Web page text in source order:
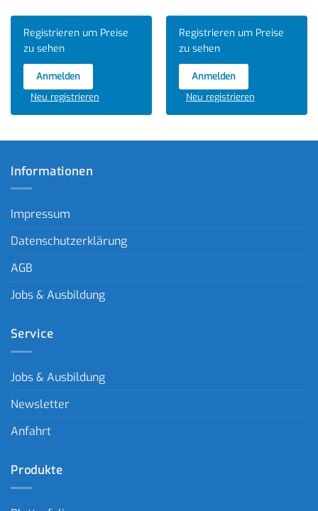
Registrieren um Preise
zu sehen
Anmelden
Neu registrieren
Registrieren um Preise
zu sehen
Anmelden
Neu registrieren
Informationen
Impressum
Datenschutzerklärung
AGB
Jobs & Ausbildung
Service
Jobs & Ausbildung
Newsletter
Anfahrt
Produkte